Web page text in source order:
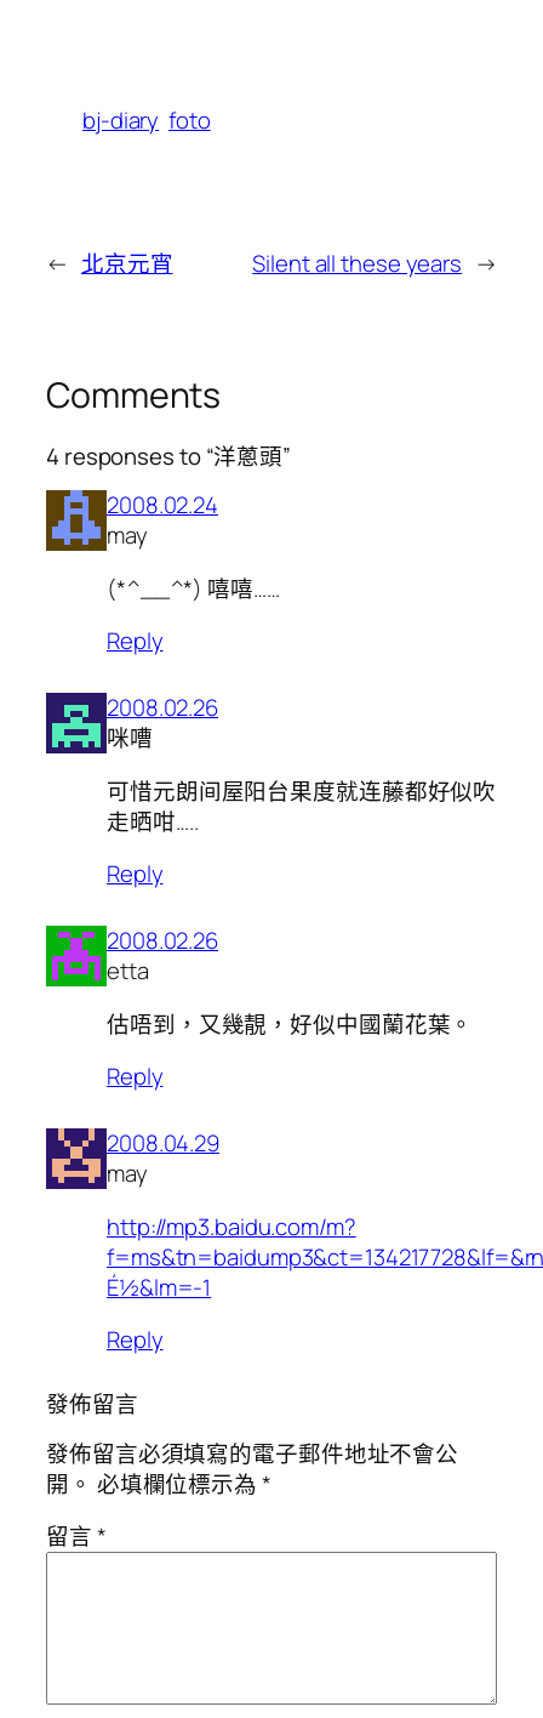
bj-diary foto
← 北京元宵 Silent all these years →
Comments
4 responses to “洋蔥頭”
2008.02.24
may
(*^__^*) 嘻嘻……
Reply
2008.02.26
咪嘈
可惜元朗间屋阳台果度就连藤都好似吹
走晒咁…..
Reply
2008.02.26
etta
估唔到，又幾靚，好似中國蘭花葉。
Reply
2008.04.29
may
http://mp3.baidu.com/m?
É½&lm=-1
Reply
發佈留言
發佈留言必須填寫的電子郵件地址不會公
開。 必填欄位標示為*
留言*